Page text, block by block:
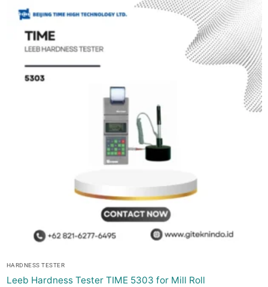
HARDNESS TESTER
Leeb Hardness Tester TIME 5303 for Mill Roll